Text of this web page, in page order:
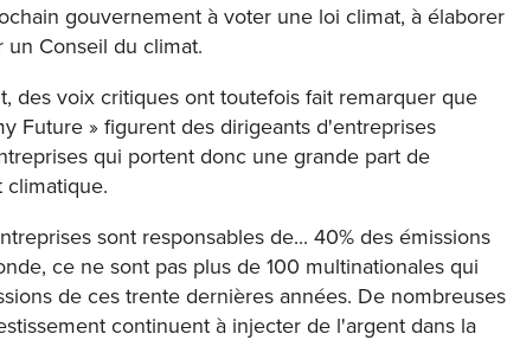
gouvernement à voter une loi climat, à élaborer
Conseil du climat.
des voix critiques ont toutefois fait remarquer que
Future » figurent des dirigeants d'entreprises
qui portent donc une grande part de
climatique.
sont responsables de... 40% des émissions
ce ne sont pas plus de 100 multinationales qui
de ces trente dernières années. De nombreuses
continuent à injecter de l'argent dans la